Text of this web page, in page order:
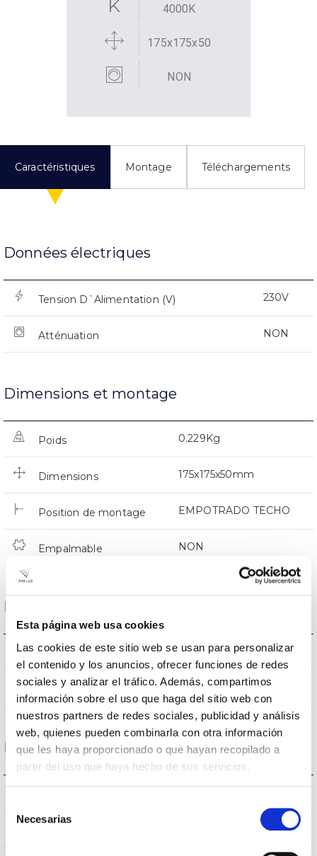
Esta página web usa cookies
Las cookies de este sitio web se usan para personalizar
el contenido y los anuncios, ofrecer funciones de redes
sociales y analizar el tráfico. Además, compartimos
información sobre el uso que haga del sitio web con
nuestros partners de redes sociales, publicidad y análisis
web, quienes pueden combinarla con otra información
que les haya proporcionado o que hayan recopilado a
partir del uso que haya hecho de sus servicios.
Necesarias
4000K
175x175x50
NON
Caractéristiques Montage Téléchargements
Données électriques
Tension D`Alimentation (V) 230V
Atténuation NON
Dimensions et montage
Poids 0.229Kg
Dimensions 175x175x50mm
Position de montage EMPOTRADO TECHO
Empalmable NON
Données optiques
Température de coleur 4000K
CRI Indice de rendu des couleurs 80
Logement et finition
IP40